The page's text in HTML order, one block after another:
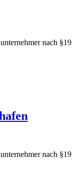
nach §19
nach §19